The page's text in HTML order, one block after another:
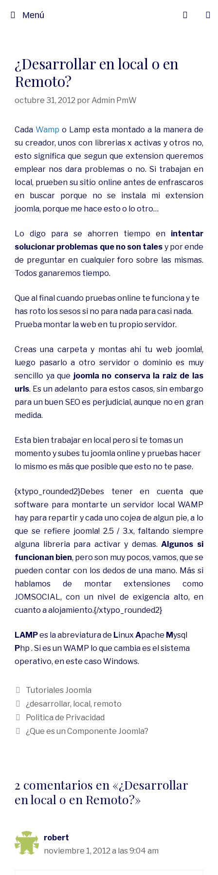
Menú
¿Desarrollar en local o en
Remoto?
octubre 31, 2012 porAdmin PmW
Cada Wamp o Lamp esta montado a la manera de
su creador, unos con librerias x activas y otros no,
esto significa que segun que extension queremos
emplear nos dara problemas o no. Si trabajan en
local, prueben su sitio online antes de enfrascaros
en buscar porque no se instala mi extension
joomla, porque me hace esto o lo otro…
Lo digo para se ahorren tiempo en intentar
solucionar problemas que no son tales y por ende
de preguntar en cualquier foro sobre las mismas.
Todos ganaremos tiempo.
Que al final cuando pruebas online te funciona y te
has roto los sesos si no para nada para casi nada.
Prueba montar la web en tu propio servidor.
Creas una carpeta y montas ahi tu web joomla!,
luego pasarlo a otro servidor o dominio es muy
sencillo ya que joomla no conserva la raiz de las
urls. Es un adelanto para estos casos, sin embargo
para un buen SEO es perjudicial, aunque no en gran
medida.
Esta bien trabajar en local pero si te tomas un
momento y subes tu joomla online y pruebas hacer
lo mismo es más que posible que esto no te pase.
{xtypo_rounded2}Debes tener en cuenta que
software para montarte un servidor local WAMP
hay para repartir y cada uno cojea de algun pie, a lo
que se refiere joomla! 2.5 / 3.x, faltando siempre
alguna libreria para activar y demas.Algunos si
funcionan bien, pero son muy pocos, vamos, que se
pueden contar con los dedos de una mano. Más si
hablamos de montar extensiones como
JOMSOCIAL, con un nivel de exigencia alto, en
cuanto a alojamiento.{/xtypo_rounded2}
LAMPes la abreviatura de Linux Apache Mysql
Php . Si es un WAMP lo que cambia es el sistema
operativo, en este caso Windows.
Tutoriales Joomla
¿desarrollar, local, remoto
Politica de Privacidad
¿Que es un Componente Joomla?
2 comentarios en «¿Desarrollar
en local o en Remoto?»
robert
noviembre 1, 2012 a las 9:04 am